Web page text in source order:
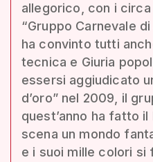
allegorico, con i
“Gruppo Carnevale
ha convinto tutti
tecnica e Giuria
essersi aggiudicato
d’oro” nel 2009, il
quest’anno ha fatto
scena un mondo
e i suoi mille colori si